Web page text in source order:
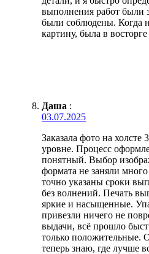
выполнения работ были
были соблюдены. Когда
картину, была в
Даша :
03.07.2025
Заказала фото на
уровне. Процесс
понятный. Выбор
формата не заняли
точно указаны сроки
без волнений. Печать
яркие и насыщенные.
привезли ничего не
выдачи, всё прошло
только положительные.
теперь знаю, где лучше